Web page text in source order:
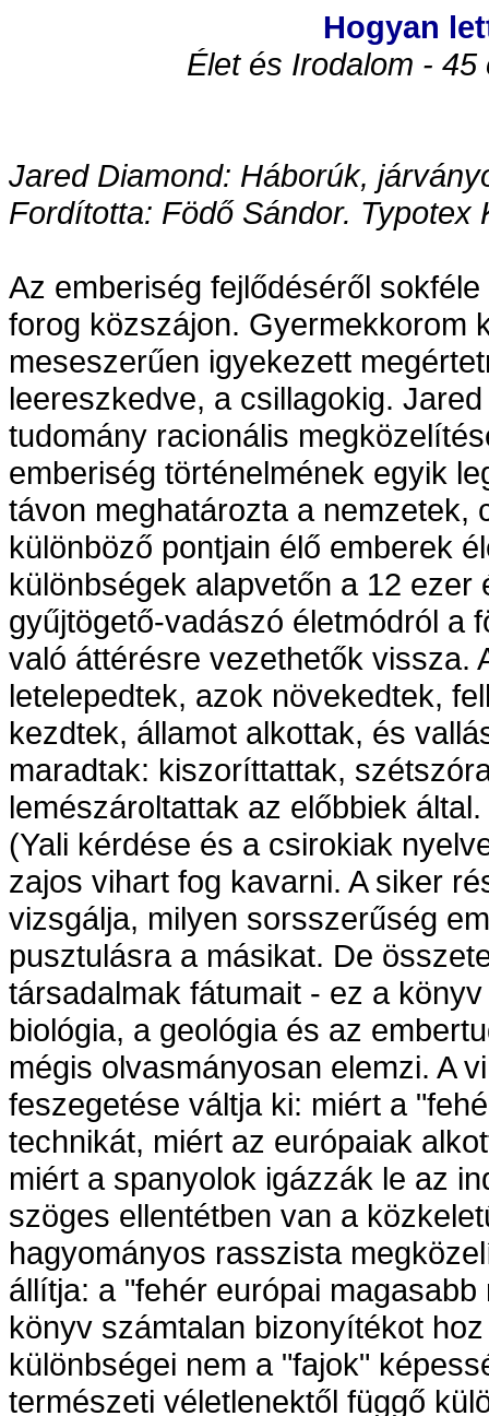
Hogyan
Élet és Irodalom -
Jared Diamond: Háborúk,
Fordította: Födő Sándor. Typotex
Az emberiség fejlődéséről
forog közszájon. Gyermekkorom
meseszerűen igyekezett
leereszkedve, a csillagokig.
tudomány racionális
emberiség történelmének egyik
távon meghatározta a nemzetek,
különböző pontjain élő emberek
különbségek alapvetőn a 12
gyűjtögető-vadászó életmódról a
való áttérésre vezethetők vissza.
letelepedtek, azok növekedtek,
kezdtek, államot alkottak, és
maradtak: kiszoríttattak,
lemészároltattak az előbbiek által.
(Yali kérdése és a csirokiak
zajos vihart fog kavarni. A siker
vizsgálja, milyen sorsszerűség
pusztulásra a másikat. De
társadalmak fátumait - ez a
biológia, a geológia és az
mégis olvasmányosan elemzi. A
feszegetése váltja ki: miért a
technikát, miért az európaiak
miért a spanyolok igázzák le az
szöges ellentétben van a
hagyományos rasszista
állítja: a "fehér európai
könyv számtalan bizonyítékot
különbségei nem a "fajok"
természeti véletlenektől függő